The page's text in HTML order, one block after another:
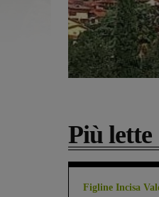
Più lette
Figline Incisa